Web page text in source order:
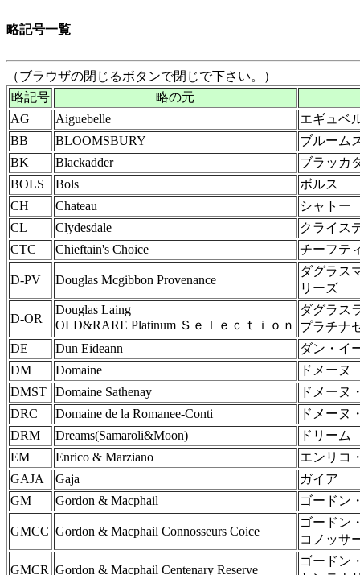
略記号一覧
（ブラウザの閉じるボタンで閉じで下さい。）
略記号
略の元
AG
Aiguebelle
エギュベ
BB
BLOOMSBURY
ブルーム
BK
Blackadder
ブラッカ
BOLS
Bols
ボルス
CH
Chateau
シャトー
CL
Clydesdale
クライス
CTC
Chieftain's Choice チーフテ
D-PV Douglas Mcgibbon Provenance
ダグラス
リーズ
D-OR
Douglas Laing
OLD&RARE Platinum Ｓｅｌｅｃｔｉｏｎ
ダグラス
プラチナ
DE
Dun Eideann
ダン・イ
DM
Domaine
ドメーヌ
DMST
Domaine Sathenay
ドメーヌ
DRC
Domaine de la Romanee-Conti
ドメーヌ
DRM
Dreams(Samaroli&Moon)
ドリーム
EM
Enrico & Marziano
エンリコ
GAJA
Gaja
ガイア
GM
Gordon & Macphail ゴードン
GMCC Gordon & Macphail Connosseurs Coice
ゴードン
コノッサ
GMCR Gordon & Macphail Centenary Reserve
ゴードン